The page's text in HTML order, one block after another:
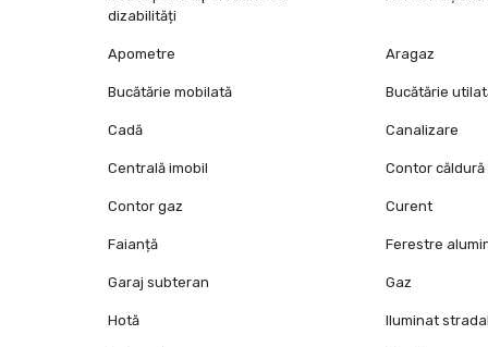
dizabilități
Apometre Aragaz
Bucătărie mobilată Bucătărie
Cadă Canalizare
Centrală imobil Contor căldură
Contor gaz Curent
Faianță Ferestre
Garaj subteran Gaz
Hotă Iluminat stradal